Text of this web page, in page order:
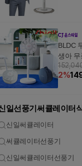
BLDC
생아 무
2%
일선풍기써큘레이터
신일써큘레이터
써큘레이터선풍기
신일써큘레이터선풍기